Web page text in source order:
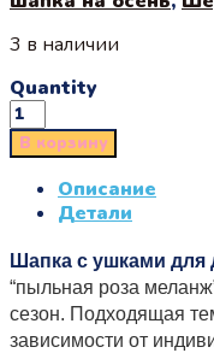
3 в наличии
Quantity
В корзину
Описание
Детали
Шапка с ушками для
“пыльная роза
сезон. Подходящая
зависимости от